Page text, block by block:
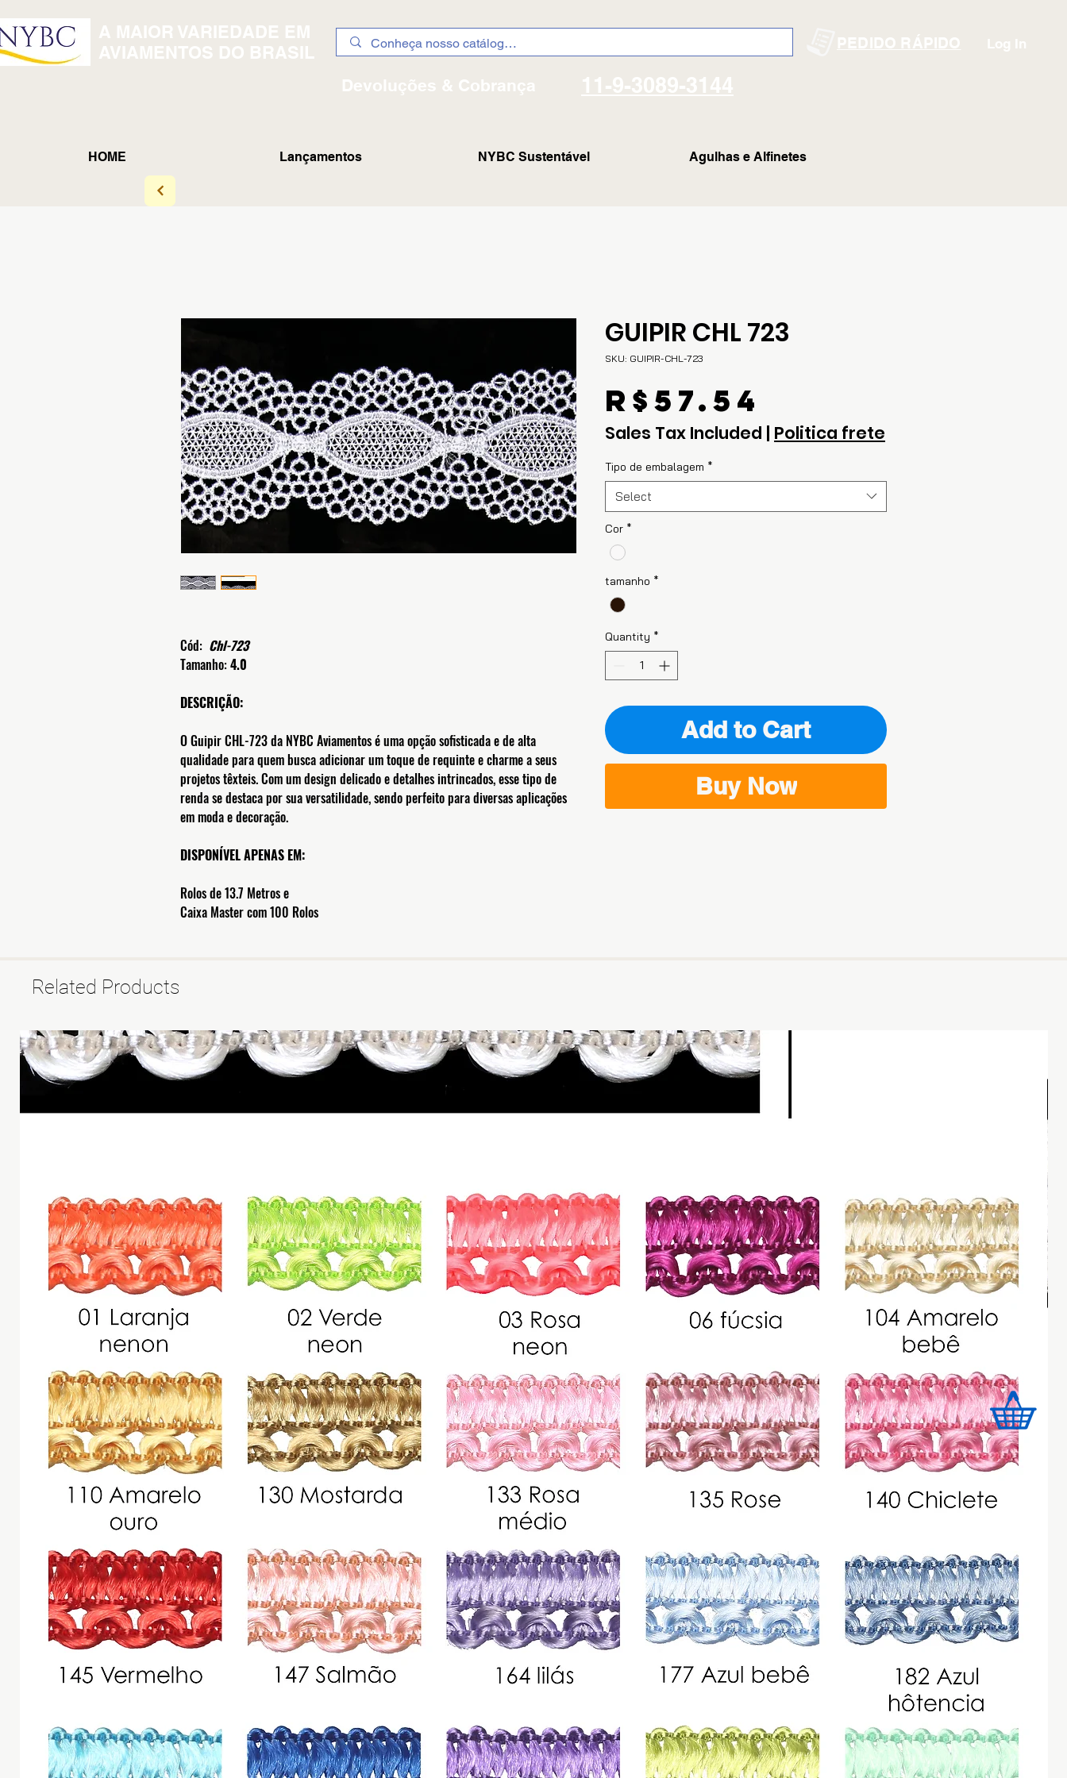
A MAIOR VARIEDADE EM
AVIAMENTOS DO BRASIL
PEDIDO RÁPIDO Log In
Devoluções & Cobrança 11-9-3089-3144
Cód: Chl-723
Tamanho:4.0
DESCRIÇÃO:
O Guipir CHL-723 da NYBC Aviamentos é uma opção sofisticada e de alta
qualidade para quem busca adicionar um toque de requinte e charme a seus
projetos têxteis. Com um design delicado e detalhes intrincados, esse tipo de
renda se destaca por sua versatilidade, sendo perfeito para diversas aplicações
em moda e decoração.
DISPONÍVEL APENAS EM:
Rolos de 13.7 Metros e
Caixa Master com 100 Rolos
GUIPIR CHL 723
SKU: GUIPIR-CHL-723
R$57.54
Sales Tax Included | Politica frete
Tipo de embalagem *
Select
Cor *
tamanho *
Quantity *
Add to Cart
Buy Now
Related Products
HOME Lançamentos NYBC Sustentável Agulhas e Alfinetes